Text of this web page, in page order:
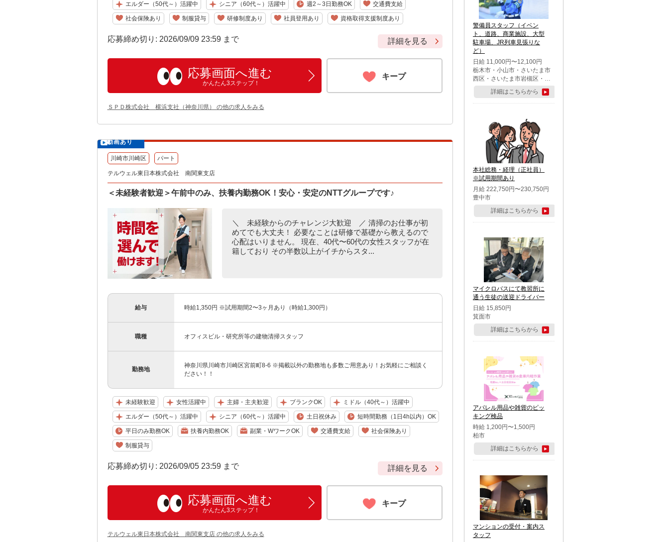
エルダー（50代～）活躍中 シニア（60代～）活躍中 週2～3日勤務OK 交通費支給
社会保険あり 制服貸与 研修制度あり 社員登用あり 資格取得支援制度あり
応募締め切り: 2026/09/09 23:59 まで 詳細を見る
応募画面へ進む
かんたん3ステップ！
キープ
ＳＰＤ株式会社 横浜支社（神奈川県） の他の求人をみる
動画あり
川崎市川崎区 パート
テルウェル東日本株式会社 南関東支店
＜未経験者歓迎＞午前中のみ、扶養内勤務OK！安心・安定のNTTグループです♪
＼ 未経験からのチャレンジ大歓迎 ／ 清掃のお仕事が初
めてでも大丈夫！ 必要なことは研修で基礎から教えるので
心配はいりません。 現在、40代〜60代の女性スタッフが在
籍しており その半数以上がイチからスタ...
給与 時給1,350円 ※試用期間2〜3ヶ月あり（時給1,300円）
職種 オフィスビル・研究所等の建物清掃スタッフ
勤務地
神奈川県川崎市川崎区宮前町8-6 ※掲載以外の勤務地も多数ご用意あり！お気軽にご相談く
ださい！！
未経験歓迎 女性活躍中 主婦・主夫歓迎 ブランクOK ミドル（40代～）活躍中
エルダー（50代～）活躍中 シニア（60代～）活躍中 土日祝休み 短時間勤務（1日4h以内）OK
平日のみ勤務OK 扶養内勤務OK 副業・WワークOK 交通費支給 社会保険あり
制服貸与
応募締め切り: 2026/09/05 23:59 まで 詳細を見る
応募画面へ進む
かんたん3ステップ！
キープ
テルウェル東日本株式会社 南関東支店 の他の求人をみる
警備員スタッフ（イベン
ト、道路、商業施設、大型
駐車場、JR列車見張りな
ど）
日給 11,000円〜12,100円
栃木市・小山市・さいたま市
西区・さいたま市岩槻区・久
喜市・蓮田市
詳細はこちらから
本社総務・経理（正社員）
※試用期間あり
月給 222,750円〜230,750円
豊中市
詳細はこちらから
マイクロバスにて教習所に
通う生徒の送迎ドライバー
日給 15,850円
箕面市
詳細はこちらから
アパレル用品や雑貨のピッ
キング検品
時給 1,200円〜1,500円
柏市
詳細はこちらから
マンションの受付・案内ス
タッフ